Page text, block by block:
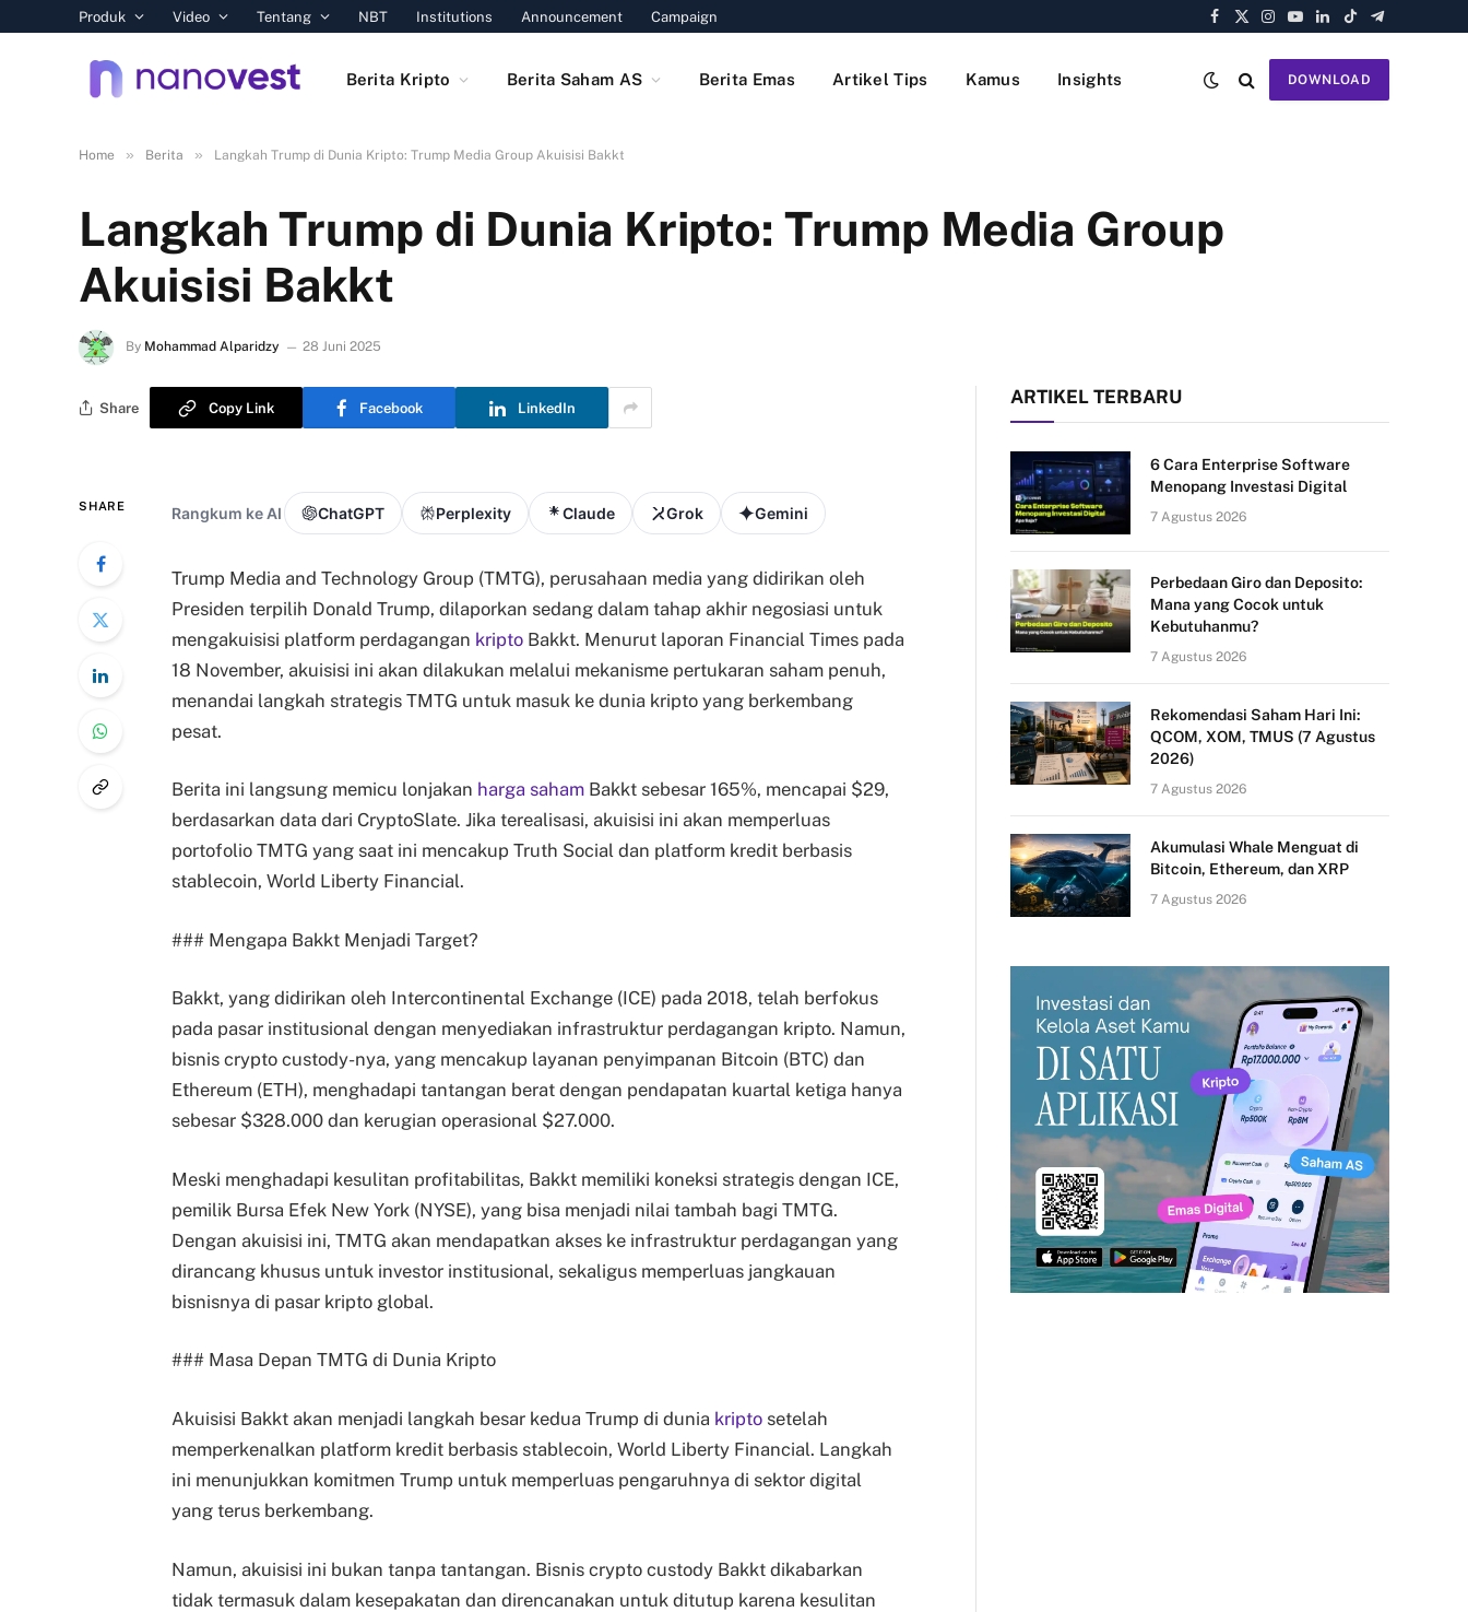
Produk Video Tentang NBT Institutions Announcement Campaign
Facebook
X
Instagram
YouTube
LinkedIn
TikTokTelegram
Berita Kripto Berita Saham AS Berita Emas Artikel Tips Kamus Insights DOWNLOAD
Home » Berita » Langkah Trump di Dunia Kripto: Trump Media Group Akuisisi Bakkt
Langkah Trump di Dunia Kripto: Trump Media Group
Akuisisi Bakkt
By Mohammad Alparidzy 28 Juni 2025
Share Copy Link Facebook LinkedIn
SHARE Rangkum ke AI ChatGPT Perplexity Claude Grok Gemini
Trump Media and Technology Group (TMTG), perusahaan media yang didirikan oleh
Presiden terpilih Donald Trump, dilaporkan sedang dalam tahap akhir negosiasi untuk
mengakuisisi platform perdagangan kripto Bakkt. Menurut laporan Financial Times pada
18 November, akuisisi ini akan dilakukan melalui mekanisme pertukaran saham penuh,
menandai langkah strategis TMTG untuk masuk ke dunia kripto yang berkembang
pesat.
Berita ini langsung memicu lonjakan harga saham Bakkt sebesar 165%, mencapai $29,
berdasarkan data dari CryptoSlate. Jika terealisasi, akuisisi ini akan memperluas
portofolio TMTG yang saat ini mencakup Truth Social dan platform kredit berbasis
stablecoin, World Liberty Financial.
### Mengapa Bakkt Menjadi Target?
Bakkt, yang didirikan oleh Intercontinental Exchange (ICE) pada 2018, telah berfokus
pada pasar institusional dengan menyediakan infrastruktur perdagangan kripto. Namun,
bisnis crypto custody-nya, yang mencakup layanan penyimpanan Bitcoin (BTC) dan
Ethereum (ETH), menghadapi tantangan berat dengan pendapatan kuartal ketiga hanya
sebesar $328.000 dan kerugian operasional $27.000.
Meski menghadapi kesulitan profitabilitas, Bakkt memiliki koneksi strategis dengan ICE,
pemilik Bursa Efek New York (NYSE), yang bisa menjadi nilai tambah bagi TMTG.
Dengan akuisisi ini, TMTG akan mendapatkan akses ke infrastruktur perdagangan yang
dirancang khusus untuk investor institusional, sekaligus memperluas jangkauan
bisnisnya di pasar kripto global.
### Masa Depan TMTG di Dunia Kripto
Akuisisi Bakkt akan menjadi langkah besar kedua Trump di dunia kripto setelah
memperkenalkan platform kredit berbasis stablecoin, World Liberty Financial. Langkah
ini menunjukkan komitmen Trump untuk memperluas pengaruhnya di sektor digital
yang terus berkembang.
Namun, akuisisi ini bukan tanpa tantangan. Bisnis crypto custody Bakkt dikabarkan
tidak termasuk dalam kesepakatan dan direncanakan untuk ditutup karena kesulitan
ARTIKEL TERBARU
6 Cara Enterprise Software
Menopang Investasi Digital
7 Agustus 2026
Perbedaan Giro dan Deposito:
Mana yang Cocok untuk
Kebutuhanmu?
7 Agustus 2026
Rekomendasi Saham Hari Ini:
QCOM, XOM, TMUS (7 Agustus
2026)
7 Agustus 2026
Akumulasi Whale Menguat di
Bitcoin, Ethereum, dan XRP
7 Agustus 2026